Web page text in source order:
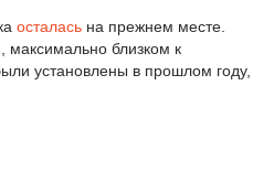
осталась на прежнем месте.
максимально близком к
установлены в прошлом году,